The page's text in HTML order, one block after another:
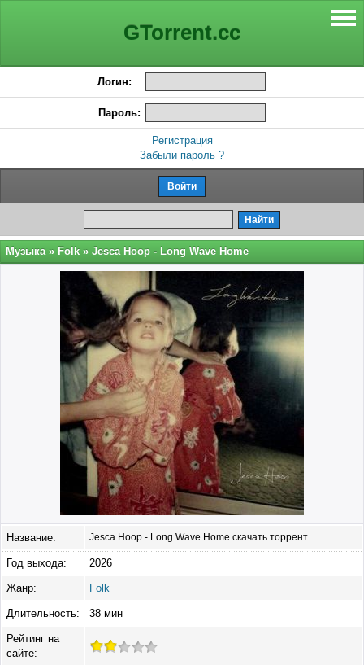
GTorrent.cc
Логин:
Пароль:
Регистрация
Забыли пароль ?
Музыка » Folk » Jesca Hoop - Long Wave Home
Название: Jesca Hoop - Long Wave Home скачать торрент
Год выхода: 2026
Жанр: Folk
Длительность: 38 мин
Рейтинг на
сайте: